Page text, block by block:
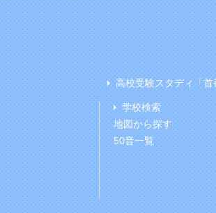
高校受験スタディ「首
学校検索
地図から探す
50音一覧